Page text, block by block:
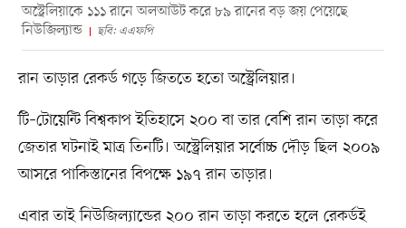
অস্ট্রেলিয়াকে ১১১ রানে অলআউট করে ৮৯ রানের বড় জয় পেয়েছে
নিউজিল্যান্ড
ছবি: এএফপি
রান তাড়ার রেকর্ড গড়ে জিততে হতো অস্ট্রেলিয়ার।
টি–টোয়েন্টি বিশ্বকাপ ইতিহাসে ২০০ বা তার বেশি রান তাড়া করে
জেতার ঘটনাই মাত্র তিনটি। অস্ট্রেলিয়ার সর্বোচ্চ দৌড় ছিল ২০০৯
আসরে পাকিস্তানের বিপক্ষে ১৯৭ রান তাড়ার।
এবার তাই নিউজিল্যান্ডের ২০০ রান তাড়া করতে হলে রেকর্ডই